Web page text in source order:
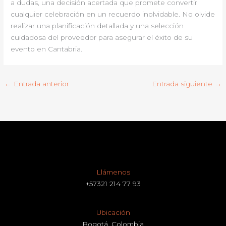
a dudas, una decisión acertada que promete convertir
cualquier celebración en un recuerdo inolvidable. No olvide
realizar una planificación detallada y una selección
cuidadosa del proveedor para asegurar el éxito de su
evento en Cantabria.
← Entrada anterior Entrada siguiente →
Llámenos
+57321 214 77 93
Ubicación
Bogotá, Colombia